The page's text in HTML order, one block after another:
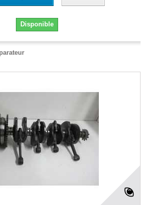
Disponible